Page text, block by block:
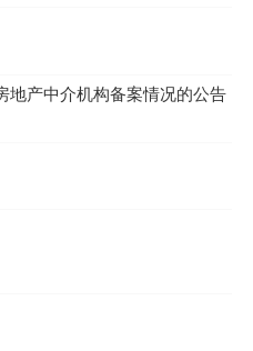
地产中介机构备案情况的公告